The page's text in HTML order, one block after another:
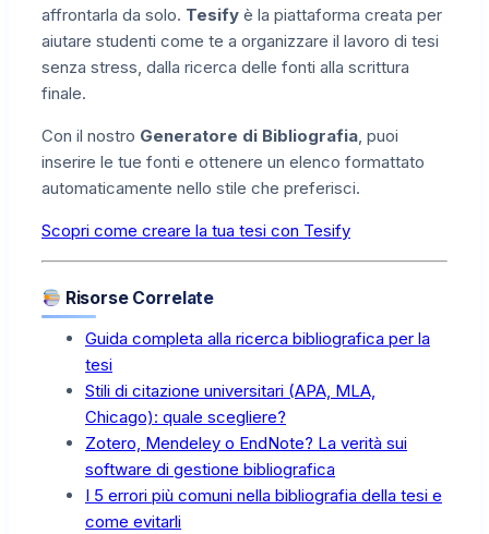
affrontarla da solo. Tesify è la piattaforma creata per
aiutare studenti come te a organizzare il lavoro di tesi
senza stress, dalla ricerca delle fonti alla scrittura
finale.
Con il nostro Generatore di Bibliografia, puoi
inserire le tue fonti e ottenere un elenco formattato
automaticamente nello stile che preferisci.
Scopri come creare la tua tesi con Tesify
Risorse Correlate
Guida completa alla ricerca bibliografica per la
tesi
Stili di citazione universitari (APA, MLA,
Chicago): quale scegliere?
Zotero, Mendeley o EndNote? La verità sui
software di gestione bibliografica
I 5 errori più comuni nella bibliografia della tesi e
come evitarli